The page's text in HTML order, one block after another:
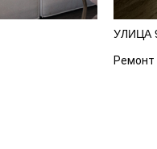
УЛИЦА
Ремонт